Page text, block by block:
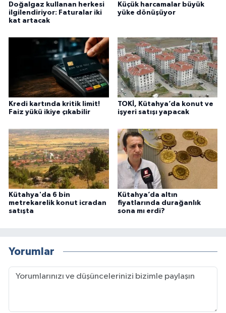
Doğalgaz kullanan herkesi
ilgilendiriyor: Faturalar iki
kat artacak
Küçük harcamalar büyük
yüke dönüşüyor
Kredi kartında kritik limit!
Faiz yükü ikiye çıkabilir
TOKİ, Kütahya’da konut ve
işyeri satışı yapacak
Kütahya'da 6 bin
metrekarelik konut icradan
satışta
Kütahya’da altın
fiyatlarında durağanlık
sona mı erdi?
Yorumlar